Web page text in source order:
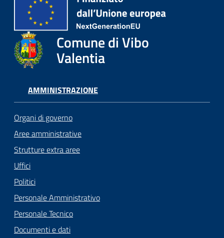
Comune di Vibo
Valentia
AMMINISTRAZIONE
Organi di governo
Aree amministrative
Strutture extra aree
Uffici
Politici
Personale Amministrativo
Personale Tecnico
Documenti e dati